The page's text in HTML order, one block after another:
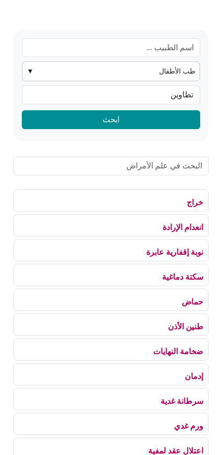
طب الأطفال
ابحث
خراج
انعدام الإرادة
نوبة إقفارية عابرة
سكتة دماغية
حماض
طنين الأذن
ضخامة النهايات
إدمان
سرطانة غدية
ورم غدي
اعتلال عقد لمفية